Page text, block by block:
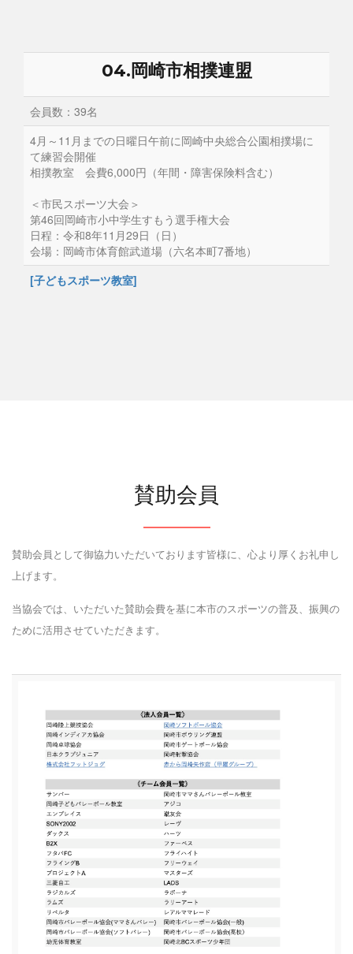
04.岡崎市相撲連盟
会員数：39名
4月～11月までの日曜日午前に岡崎中央総合公園相撲場に
て練習会開催
相撲教室 会費6,000円（年間・障害保険料含む）
＜市民スポーツ大会＞
第46回岡崎市小中学生すもう選手権大会
日程：令和8年11月29日（日）
会場：岡崎市体育館武道場（六名本町7番地）
[子どもスポーツ教室]
賛助会員
賛助会員として御協力いただいております皆様に、心より厚くお礼申し
上げます。
当協会では、いただいた賛助会費を基に本市のスポーツの普及、振興の
ために活用させていただきます。